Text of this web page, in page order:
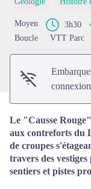
Moyen 3h30
Boucle
VTT Parc
connexion
Le "Causse
aux contreforts du
de croupes
travers des
sentiers et pistes